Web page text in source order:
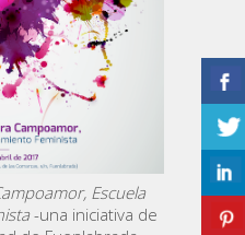
Escuela
-una iniciativa de